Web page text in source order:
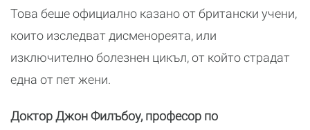
Това беше официално казано от британски учени,
които изследват дисменореята, или
изключително болезнен цикъл, от който страдат
една от пет жени.
Доктор Джон Филъбоу, професор по